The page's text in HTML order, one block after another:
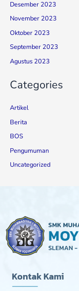
Desember 2023
November 2023
Oktober 2023
September 2023
Agustus 2023
Categories
Artikel
Berita
BOS
Pengumuman
Uncategorized
Kontak Kami